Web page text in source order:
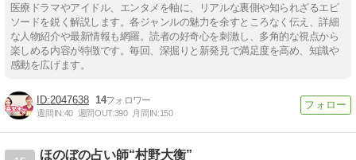
医療ドラマやアイドル、エンタメを軸に、リアルな裏側や知られざるエピ
ソードを鋭く解説します。各ジャンルの魅力を余すところなく伝え、詳細
な人物紹介や最新情報も網羅。読者の好奇心を刺激し、多角的な視点から
楽しめる内容が特徴です。毎回、深掘りと新発見で満足度を高め、知識や
感動を広げます。
2047638 14
週間IN:40 週間OUT:390 月間IN:150
ほのぼの占い師“村野大衡”